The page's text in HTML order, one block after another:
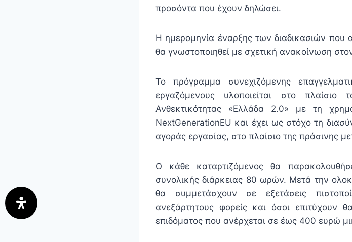
προσόντα που έχουν δηλώσει.
Η ημερομηνία έναρξης των διαδικασιών που
θα γνωστοποιηθεί με σχετική ανακοίνωση
Το πρόγραμμα συνεχιζόμενης
εργαζόμενους υλοποιείται στο
Ανθεκτικότητας «Ελλάδα 2.0» με τη
NextGenerationEU και έχει ως στόχο τη
αγοράς εργασίας, στο πλαίσιο της πράσινης
Ο κάθε καταρτιζόμενος θα
συνολικής διάρκειας 80 ωρών. Μετά την
θα συμμετάσχουν σε εξετάσεις
ανεξάρτητους φορείς και όσοι επιτύχουν
επιδόματος που ανέρχεται σε έως 400 ευρώ